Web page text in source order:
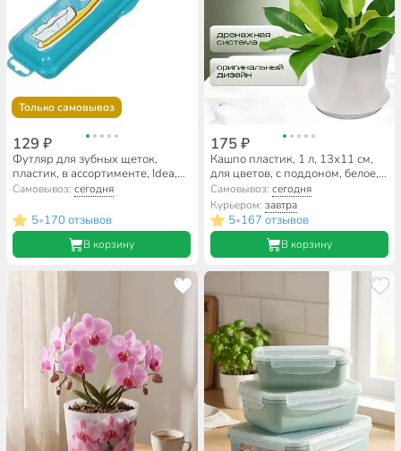
Только самовывоз
129 ₽
Футляр для зубных щеток,
пластик, в ассортименте, Idea,
М2553
Самовывоз:сегодня
5•170 отзывов
В корзину
175 ₽
Кашпо пластик, 1 л, 13х11 см,
для цветов, с поддоном, белое,
Idea, Призма, М 3137
Самовывоз: сегодня
Курьером: завтра
5•167 отзывов
В корзину